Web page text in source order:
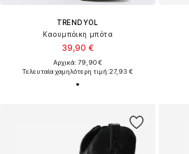
TRENDYOL
Καουμπόικη μπότα
39,90 €
Αρχικά: 79,90 €
Τελευταία χαμηλότερη τιμή:27,93 €